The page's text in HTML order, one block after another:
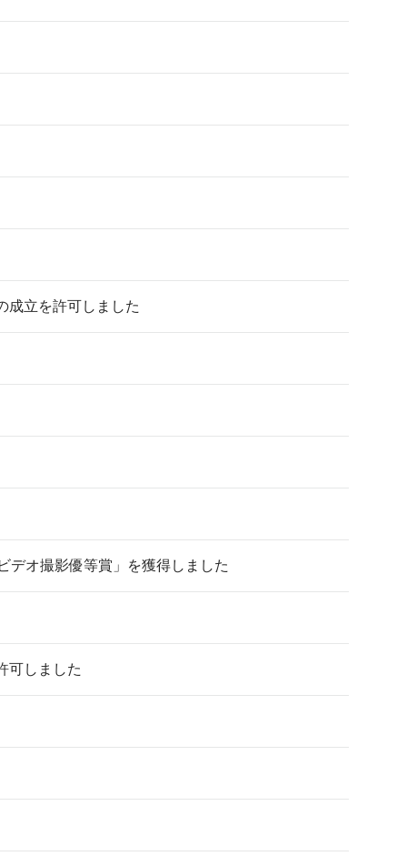
成立を許可しました
デオ撮影優等賞」を獲得しました
可しました